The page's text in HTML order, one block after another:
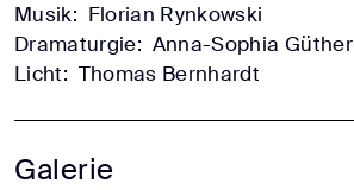
Musik: Florian Rynkowski
Dramaturgie: Anna-Sophia Güther
Licht: Thomas Bernhardt
Galerie